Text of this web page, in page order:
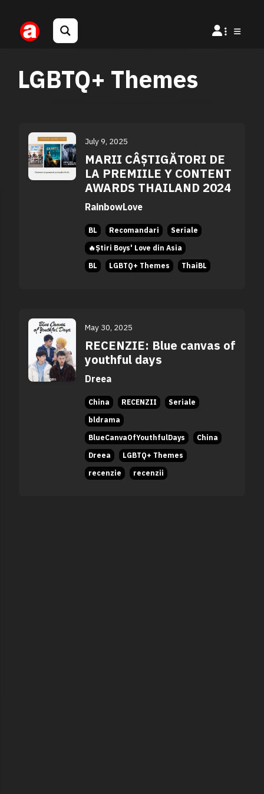
LGBTQ+ Themes
July 9, 2025
MARII CÂȘTIGĂTORI DE
LA PREMIILE Y CONTENT
AWARDS THAILAND 2024
RainbowLove
BL Recomandari
Seriale
🔥Știri Boys' Love din Asia
BL
LGBTQ+ Themes ThaiBL
May 30, 2025
RECENZIE: Blue canvas of
youthful days
Dreea
China RECENZII
Seriale
bldrama
BlueCanvaOfYouthfulDays
China
Dreea
LGBTQ+ Themes
recenzie
recenzii